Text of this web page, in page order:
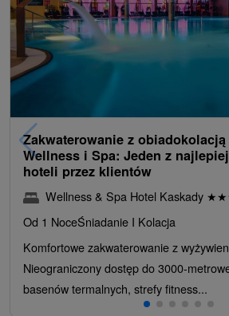
Zakwaterowanie z
Wellness i Spa: Jeden z
hoteli przez klientów
Wellness & Spa Hotel Kaskady ★★
Od 1 NoceŚniadanie I Kolacja
Komfortowe zakwaterowanie z
Nieograniczony dostęp do 3000-
basenów termalnych, strefy fitness...